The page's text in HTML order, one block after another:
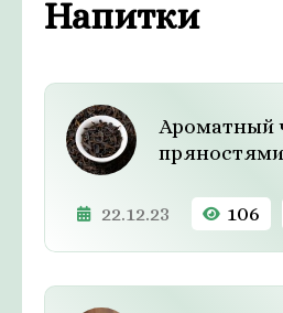
Напитки
Ароматный
22.12.23 106